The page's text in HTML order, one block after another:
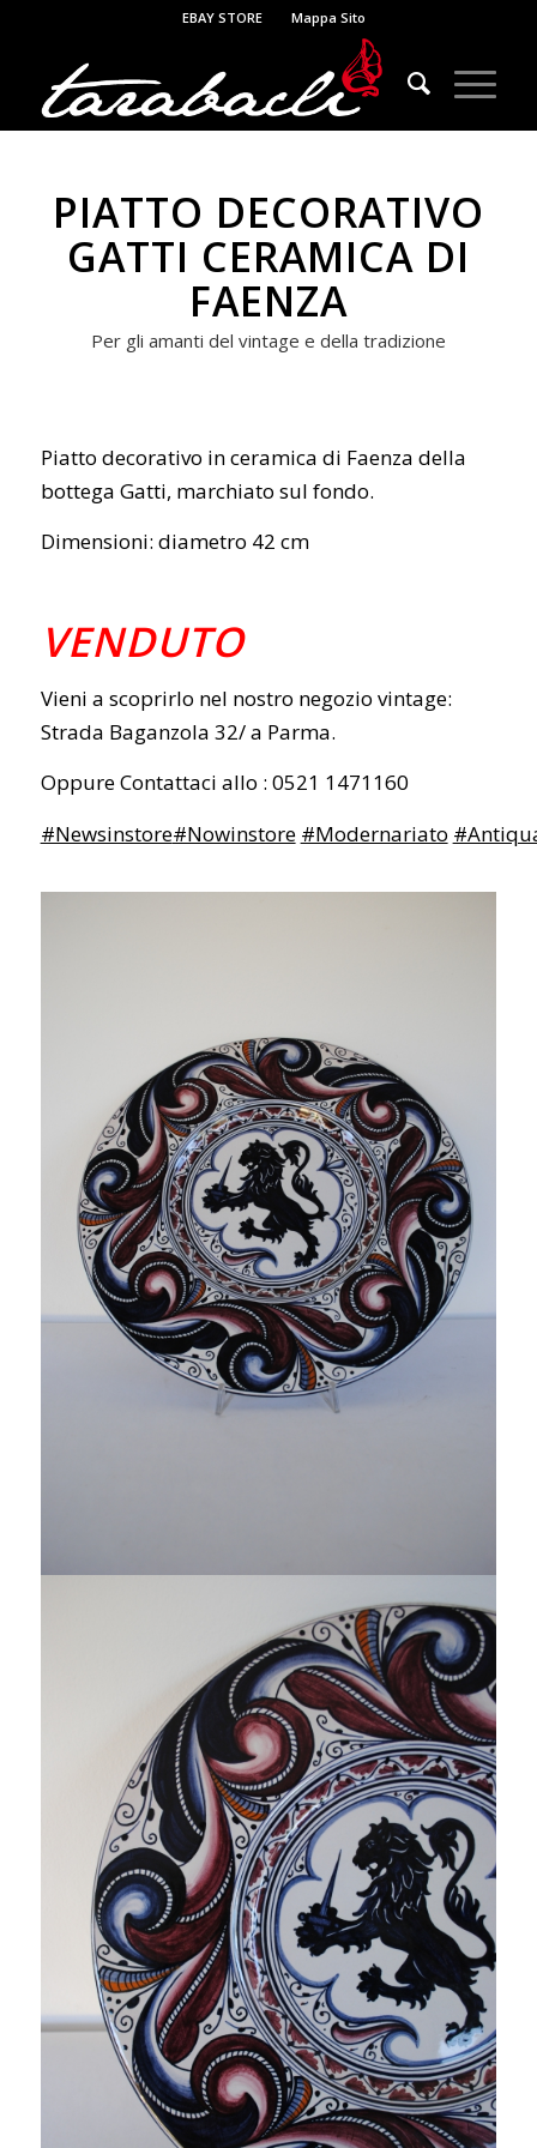
EBAY STORE Mappa Sito
PIATTO DECORATIVO
GATTI CERAMICA DI
FAENZA
Per gli amanti del vintage e della tradizione
Piatto decorativo in ceramica di Faenza della
bottega Gatti, marchiato sul fondo.
Dimensioni: diametro 42 cm
VENDUTO
Vieni a scoprirlo nel nostro negozio vintage:
Strada Baganzola 32/ a Parma.
Oppure Contattaci allo : 0521 1471160
#Newsinstore#Nowinstore #Modernariato